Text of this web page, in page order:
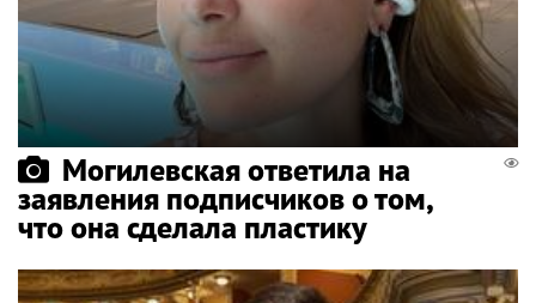
Могилевская ответила на
заявления подписчиков о том,
что она сделала пластику